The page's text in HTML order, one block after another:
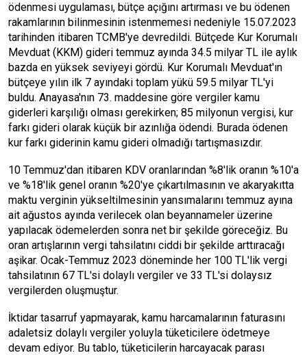
ödenmesi uygulaması, bütçe açığını artırması ve bu ödenen
rakamlarının bilinmesinin istenmemesi nedeniyle 15.07.2023
tarihinden itibaren TCMB'ye devredildi. Bütçede Kur Korumalı
Mevduat (KKM) gideri temmuz ayında 34.5 milyar TL ile aylık
bazda en yüksek seviyeyi gördü. Kur Korumalı Mevduat'ın
bütçeye yılın ilk 7 ayındaki toplam yükü 59.5 milyar TL'yi
buldu. Anayasa'nın 73. maddesine göre vergiler kamu
giderleri karşılığı olması gerekirken; 85 milyonun vergisi, kur
farkı gideri olarak küçük bir azınlığa ödendi. Burada ödenen
kur farkı giderinin kamu gideri olmadığı tartışmasızdır.
10 Temmuz'dan itibaren KDV oranlarından %8'lik oranın %10'a
ve %18'lik genel oranın %20'ye çıkartılmasının ve akaryakıtta
maktu verginin yükseltilmesinin yansımalarını temmuz ayına
ait ağustos ayında verilecek olan beyannameler üzerine
yapılacak ödemelerden sonra net bir şekilde göreceğiz. Bu
oran artışlarının vergi tahsilatını ciddi bir şekilde arttıracağı
aşikar. Ocak-Temmuz 2023 döneminde her 100 TL'lik vergi
tahsilatının 67 TL'si dolaylı vergiler ve 33 TL'si dolaysız
vergilerden oluşmuştur.
İktidar tasarruf yapmayarak, kamu harcamalarının faturasını
adaletsiz dolaylı vergiler yoluyla tüketicilere ödetmeye
devam ediyor. Bu tablo, tüketicilerin harcayacak parası